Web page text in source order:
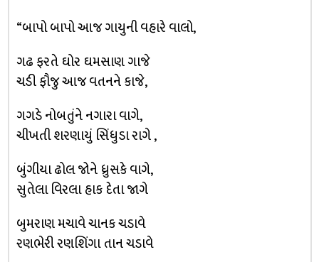
“બાપો બાપો આજ ગાયુની વહારે વાલો,
ગઢ ફરતે ઘોર ઘમસાણ ગાજે
ચડી ફૌજુ આજ વતનને કાજે,
ગગડે નોબતુંને નગારા વાગે,
ચીખતી શરણાયું સિંધુડા રાગે ,
બુંગીયા ઢોલ જોને ધ્રુસકે વાગે,
સુતેલા વિરલા હાક દેતા જાગે
બુમરાણ મચાવે ચાનક ચડાવે
રણભેરી રણશિંગા તાન ચડાવે